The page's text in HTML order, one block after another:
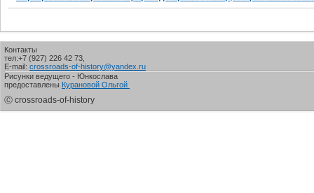
Контакты
тел:+7 (927) 226 42 73,
E-mail: crossroads-of-history@yandex.ru
Рисунки ведущего - Юнкослава
предоставлены Курановой Ольгой
Ⓒ crossroads-of-history